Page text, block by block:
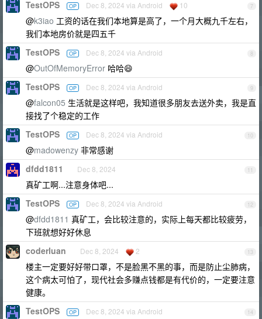
7
TestOPS OP Dec 8, 2024 via Android 10
@k3iao 工资的话在我们本地算是高了，一个月大概九千左右，
我们本地房价就是四五千
8
TestOPS OP Dec 8, 2024 via Android
@OutOfMemoryError 哈哈😄
9
TestOPS OP Dec 8, 2024 via Android
@falcon05 生活就是这样吧，我知道很多朋友去送外卖，我是直
接找了个稳定的工作
10
TestOPS OP Dec 8, 2024 via Android
@madowenzy 非常感谢
11
dfdd1811 Dec 8, 2024
真矿工啊...注意身体吧...
12
TestOPS OP Dec 8, 2024 via Android
@dfdd1811 真矿工，会比较注意的，实际上每天都比较疲劳，
下班就想好好休息
13
coderluan Dec 8, 2024 2
楼主一定要好好带口罩，不是脸黑不黑的事，而是防止尘肺病，
这个病太可怕了，现代社会多赚点钱都是有代价的，一定要注意
健康。
14
TestOPS OP Dec 8, 2024 via Android